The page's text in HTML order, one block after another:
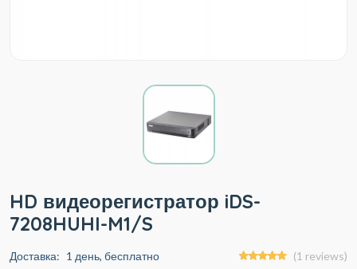
HD видеорегистратор iDS-
7208HUHI-M1/S
Доставка: 1 день, бесплатно (1 reviews)